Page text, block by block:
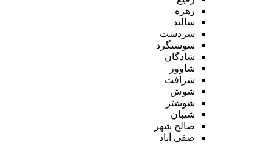
زهره
سالند
سردشت
سوسنگرد
شادگان
شاوور
شرافت
شوش
شوشتر
شیبان
صالح شهر
صفی آباد